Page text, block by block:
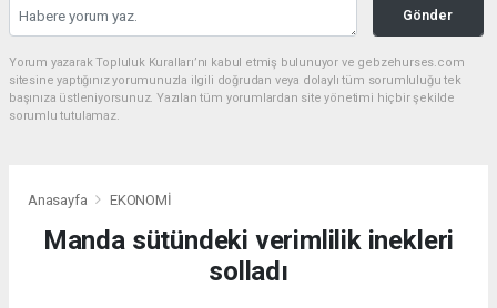
Gönder
Yorum yazarak Topluluk Kuralları’nı kabul etmiş bulunuyor ve gebzehurses.com
sitesine yaptığınız yorumunuzla ilgili doğrudan veya dolaylı tüm sorumluluğu tek
başınıza üstleniyorsunuz. Yazılan tüm yorumlardan site yönetimi hiçbir şekilde
sorumlu tutulamaz.
Anasayfa EKONOMİ
Manda sütündeki verimlilik inekleri
solladı